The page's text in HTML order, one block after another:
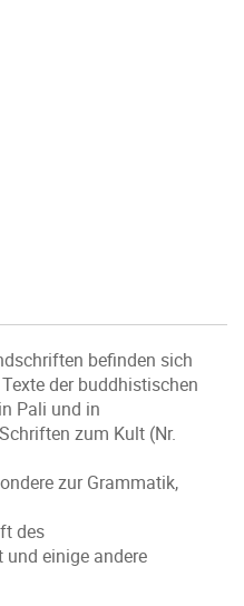
befinden sich
der buddhistischen
Pali und in
zum Kult (Nr.
zur Grammatik,
des
einige andere